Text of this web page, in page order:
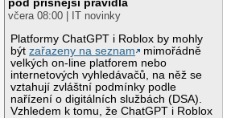
včera 08:00 | IT novinky
Platformy ChatGPT i Roblox by mohly
býtzařazeny na seznam
mimořádně
velkých on-line platforem nebo
internetových vyhledávačů, na něž se
vztahují zvláštní podmínky podle
nařízení o digitálních službách (DSA).
Vzhledem k tomu, že ChatGPT i Roblox